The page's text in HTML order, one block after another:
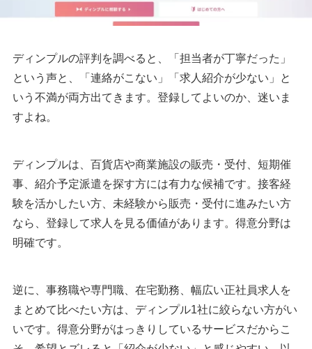
ディンプルの評判を調べると、「担当者が丁寧だった」
という声と、「連絡がこない」「求人紹介が少ない」と
いう不満が両方出てきます。登録してよいのか、迷いま
すよね。
ディンプルは、百貨店や商業施設の販売・受付、短期催
事、紹介予定派遣を探す方には有力な候補です。接客経
験を活かしたい方、未経験から販売・受付に進みたい方
なら、登録して求人を見る価値があります。得意分野は
明確です。
逆に、事務職や専門職、在宅勤務、幅広い正社員求人を
まとめて比べたい方は、ディンプル1社に絞らない方がい
いです。得意分野がはっきりしているサービスだからこ